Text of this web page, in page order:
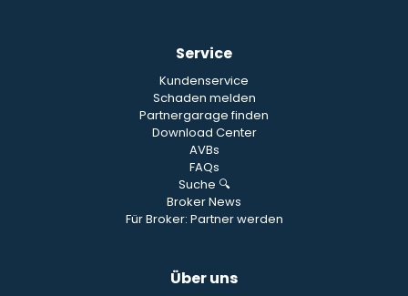
Service
Kundenservice
Schaden melden
Partnergarage finden
Download Center
AVBs
FAQs
Suche 🔍
Broker News
Für Broker: Partner werden
Über uns